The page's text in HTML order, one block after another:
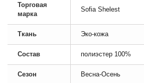
Торговая
марка
Sofia Shelest
Ткань Эко-кожа
Состав полиэстер 100%
Сезон Весна-Осень